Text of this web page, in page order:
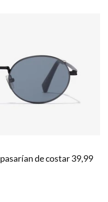
de costar 39,99